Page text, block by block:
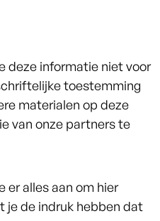
deze informatie niet voor
toestemming
materialen op deze
van onze partners te
er alles aan om hier
je de indruk hebben dat